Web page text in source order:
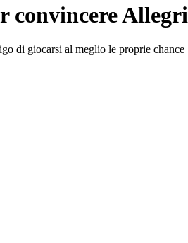
convincere Allegri
di giocarsi al meglio le proprie chance